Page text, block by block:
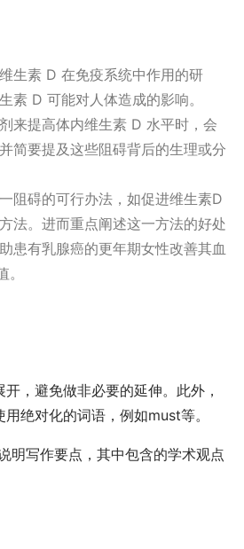
生素 D 在免疫系统中作用的研
素 D 可能对人体造成的影响。
来提高体内维生素 D 水平时，会
简要提及这些阻碍背后的生理或分
阻碍的可行办法，如促进维生素D
法。进而重点阐述这一方法的好处
患有乳腺癌的更年期女性改善其血
，避免做非必要的延伸。此外，
绝对化的词语，例如must等。
明写作要点，其中包含的学术观点